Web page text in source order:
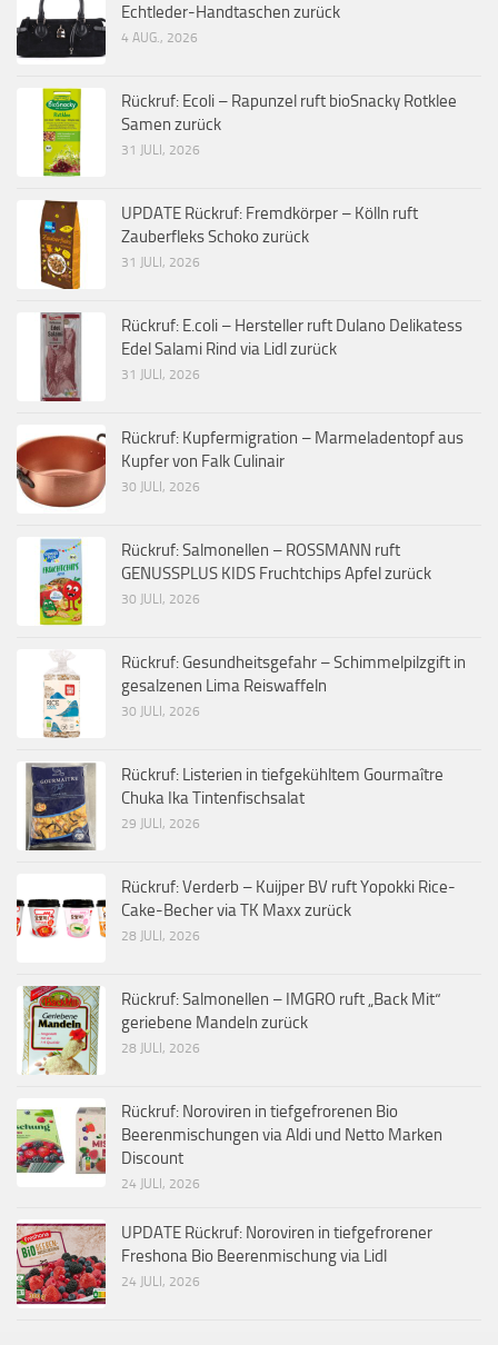
Echtleder-Handtaschen zurück
4 AUG., 2026
Rückruf: Ecoli – Rapunzel ruft bioSnacky Rotklee
Samen zurück
31 JULI, 2026
UPDATE Rückruf: Fremdkörper – Kölln ruft
Zauberfleks Schoko zurück
31 JULI, 2026
Rückruf: E.coli – Hersteller ruft Dulano Delikatess
Edel Salami Rind via Lidl zurück
31 JULI, 2026
Rückruf: Kupfermigration – Marmeladentopf aus
Kupfer von Falk Culinair
30 JULI, 2026
Rückruf: Salmonellen – ROSSMANN ruft
GENUSSPLUS KIDS Fruchtchips Apfel zurück
30 JULI, 2026
Rückruf: Gesundheitsgefahr – Schimmelpilzgift in
gesalzenen Lima Reiswaffeln
30 JULI, 2026
Rückruf: Listerien in tiefgekühltem Gourmaître
Chuka Ika Tintenfischsalat
29 JULI, 2026
Rückruf: Verderb – Kuijper BV ruft Yopokki Rice-
Cake-Becher via TK Maxx zurück
28 JULI, 2026
Rückruf: Salmonellen – IMGRO ruft „Back Mit“
geriebene Mandeln zurück
28 JULI, 2026
Rückruf: Noroviren in tiefgefrorenen Bio
Beerenmischungen via Aldi und Netto Marken
Discount
24 JULI, 2026
UPDATE Rückruf: Noroviren in tiefgefrorener
Freshona Bio Beerenmischung via Lidl
24 JULI, 2026